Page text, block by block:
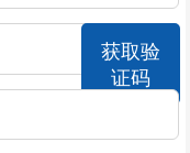
2026-07-17
2026-07-17
2026-07-17
2026-07-17
获取验
证码